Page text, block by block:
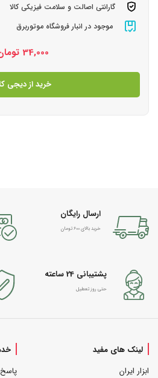
گارانتی اصالت و سلامت فیزیکی کالا
موجود در انبار فروشگاه موتوربرق
34,000
خرید از دیجی
ارسال رایگان
خرید بالای 600 تومان
پشتیبانی 24 ساعته
حتی روز تعطیل
لینک های مفید
ابزار ایران